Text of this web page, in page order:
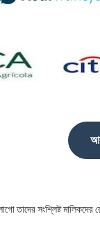
তাদের সংশ্লিষ্ট